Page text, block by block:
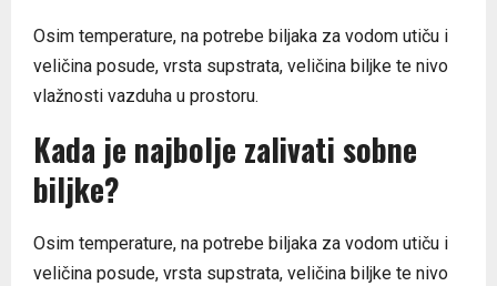
Osim temperature, na potrebe biljaka za vodom utiču i
veličina posude, vrsta supstrata, veličina biljke te nivo
vlažnosti vazduha u prostoru.
Kada je najbolje zalivati sobne
biljke?
Osim temperature, na potrebe biljaka za vodom utiču i
veličina posude, vrsta supstrata, veličina biljke te nivo